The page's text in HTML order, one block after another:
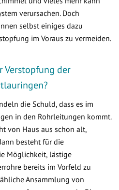
verursachen. Doch
selbst einiges dazu
im Voraus zu vermeiden.
Verstopfung der
die Schuld, dass es im
in den Rohrleitungen kommt.
von Haus aus schon alt,
besteht für die
Möglichkeit, lästige
bereits im Vorfeld zu
Ansammlung von